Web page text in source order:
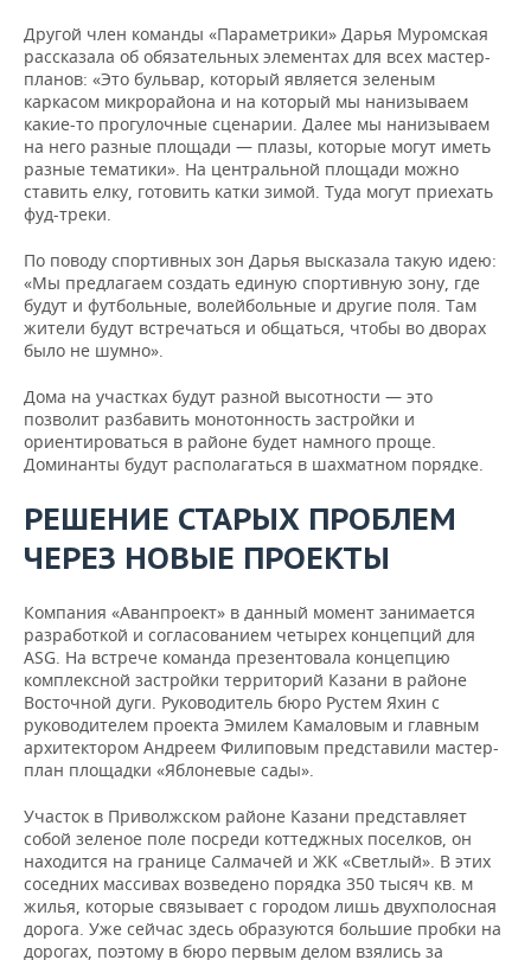
Другой член команды «Параметрики» Дарья Муромская
рассказала об обязательных элементах для всех мастер-
планов: «Это бульвар, который является зеленым
каркасом микрорайона и на который мы нанизываем
какие-то прогулочные сценарии. Далее мы нанизываем
на него разные площади — плазы, которые могут иметь
разные тематики». На центральной площади можно
ставить елку, готовить катки зимой. Туда могут приехать
фуд-треки.
По поводу спортивных зон Дарья высказала такую идею:
«Мы предлагаем создать единую спортивную зону, где
будут и футбольные, волейбольные и другие поля. Там
жители будут встречаться и общаться, чтобы во дворах
было не шумно».
Дома на участках будут разной высотности — это
позволит разбавить монотонность застройки и
ориентироваться в районе будет намного проще.
Доминанты будут располагаться в шахматном порядке.
РЕШЕНИЕ СТАРЫХ ПРОБЛЕМ
ЧЕРЕЗ НОВЫЕ ПРОЕКТЫ
Компания «Аванпроект» в данный момент занимается
разработкой и согласованием четырех концепций для
ASG. На встрече команда презентовала концепцию
комплексной застройки территорий Казани в районе
Восточной дуги. Руководитель бюро Рустем Яхин с
руководителем проекта Эмилем Камаловым и главным
архитектором Андреем Филиповым представили мастер-
план площадки «Яблоневые сады».
Участок в Приволжском районе Казани представляет
собой зеленое поле посреди коттеджных поселков, он
находится на границе Салмачей и ЖК «Светлый». В этих
соседних массивах возведено порядка 350 тысяч кв. м
жилья, которые связывает с городом лишь двухполосная
дорога. Уже сейчас здесь образуются большие пробки на
дорогах, поэтому в бюро первым делом взялись за